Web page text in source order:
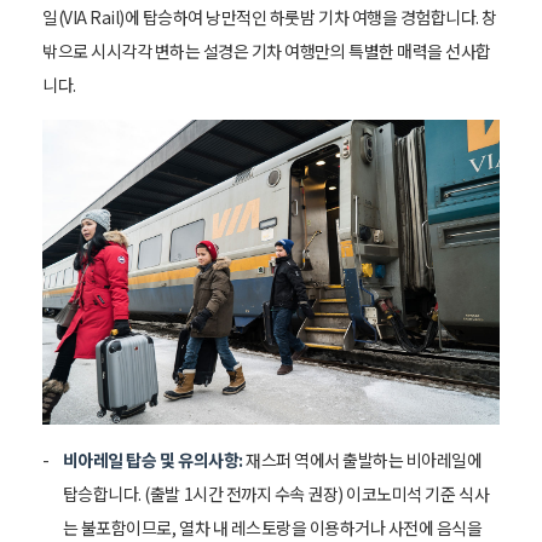
일(VIA Rail)에 탑승하여 낭만적인 하룻밤 기차 여행을 경험합니다. 창
밖으로 시시각각 변하는 설경은 기차 여행만의 특별한 매력을 선사합
니다.
비아레일 탑승 및 유의사항:재스퍼 역에서 출발하는 비아레일에
탑승합니다. (출발 1시간 전까지 수속 권장) 이코노미석 기준 식사
는 불포함이므로, 열차 내 레스토랑을 이용하거나 사전에 음식을